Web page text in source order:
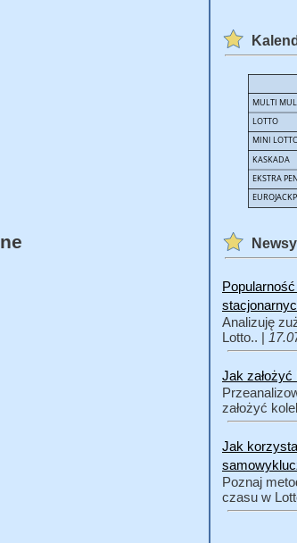
Newsy
Analizuję
Lotto.. |
Jak
założyć
Jak
Poznaj
czasu w